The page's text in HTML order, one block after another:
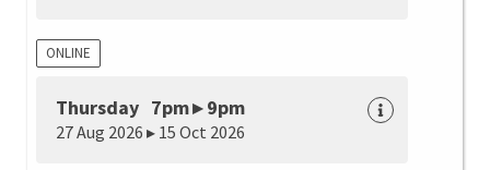
ONLINE
Thursday 7pm ▸ 9pm
27 Aug 2026 ▸ 15 Oct 2026